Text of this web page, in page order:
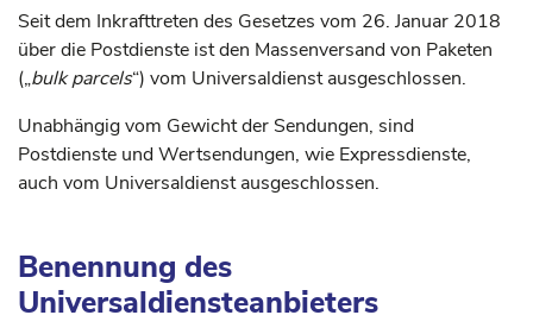
Seit dem Inkrafttreten des Gesetzes vom 26. Januar 2018
über die Postdienste ist den Massenversand von Paketen
(„bulk parcels“) vom Universaldienst ausgeschlossen.
Unabhängig vom Gewicht der Sendungen, sind
Postdienste und Wertsendungen, wie Expressdienste,
auch vom Universaldienst ausgeschlossen.
Benennung des
Universaldiensteanbieters